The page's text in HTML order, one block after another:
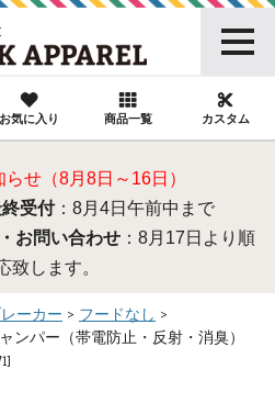
お気に入り 商品一覧 カスタム
せ（8月8日～16日）
受付：8月4日午前中まで
お問い合わせ：8月17日より順
致します。
ーカー
フードなし
ンパー（帯電防止・反射・消臭）